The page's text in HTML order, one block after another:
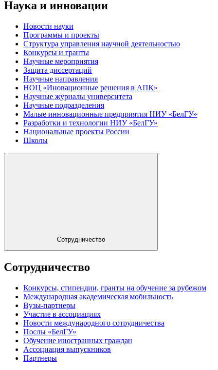
Наука и инновации
Новости науки
Программы и проекты
Структура управления научной деятельностью
Конкурсы и гранты
Научные мероприятия
Защита диссертаций
Научные направления
НОЦ «Иновационные решения в АПК»
Научные журналы университета
Научные подразделения
Малые инновационные предприятия НИУ «БелГУ»
Разработки и технологии НИУ «БелГУ»
Национальные проекты России
Школы
Сотрудничество
Сотрудничество
Конкурсы, стипендии, гранты на обучение за рубежом
Международная академическая мобильность
Вузы-партнеры
Участие в ассоциациях
Новости международного сотрудничества
Послы «БелГУ»
Обучение иностранных граждан
Ассоциация выпускников
Партнеры